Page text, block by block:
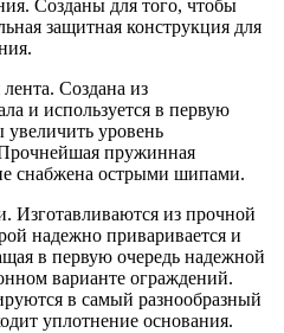
Созданы для того, чтобы
защитная конструкция для
Создана из
и используется в первую
увеличить уровень
Прочнейшая пружинная
снабжена острыми шипами.
Изготавливаются из прочной
надежно приваривается и
в первую очередь надежной
варианте ограждений.
в самый разнообразный
уплотнение основания.